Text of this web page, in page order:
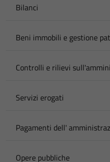
Bilanci
Beni immobili e gestione
Controlli e rilievi
Servizi erogati
Pagamenti dell'
Opere pubbliche